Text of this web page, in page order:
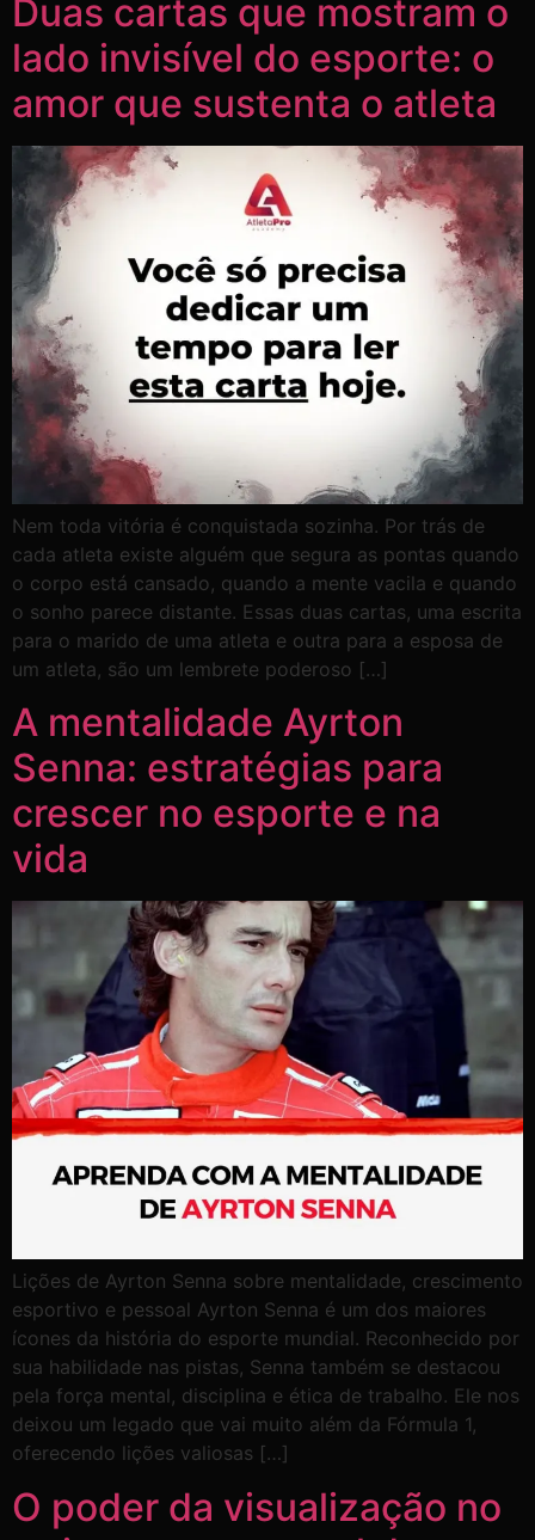
Duas cartas que mostram o
lado invisível do esporte: o
amor que sustenta o atleta
Nem toda vitória é conquistada sozinha. Por trás de
cada atleta existe alguém que segura as pontas quando
o corpo está cansado, quando a mente vacila e quando
o sonho parece distante. Essas duas cartas, uma escrita
para o marido de uma atleta e outra para a esposa de
um atleta, são um lembrete poderoso […]
A mentalidade Ayrton
Senna: estratégias para
crescer no esporte e na
vida
Lições de Ayrton Senna sobre mentalidade, crescimento
esportivo e pessoal Ayrton Senna é um dos maiores
ícones da história do esporte mundial. Reconhecido por
sua habilidade nas pistas, Senna também se destacou
pela força mental, disciplina e ética de trabalho. Ele nos
deixou um legado que vai muito além da Fórmula 1,
oferecendo lições valiosas […]
O poder da visualização no